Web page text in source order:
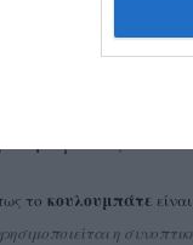
ταν το
την
πως το
το κουλουμπάτε
η